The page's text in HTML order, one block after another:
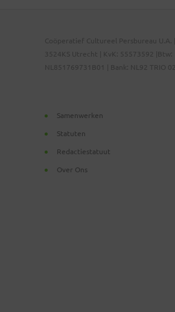
Coöperatief Cultureel Persbureau U.A.
3524KS Utrecht | KvK: 55573592 |Btw:
NL851769731B01 | Bank: NL92 TRIO
Samenwerken
Statuten
Redactiestatuut
Over Ons